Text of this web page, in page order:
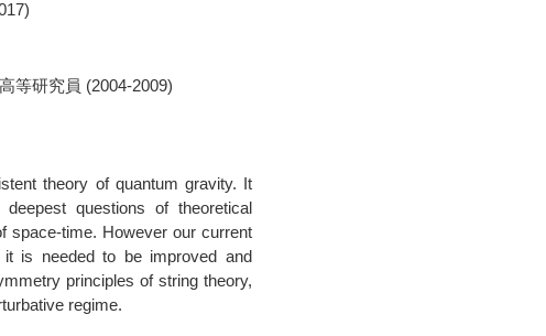
等研究員 (2004-2009)
theory of quantum gravity. It
questions of theoretical
space-time. However our current
is needed to be improved and
principles of string theory,
regime.